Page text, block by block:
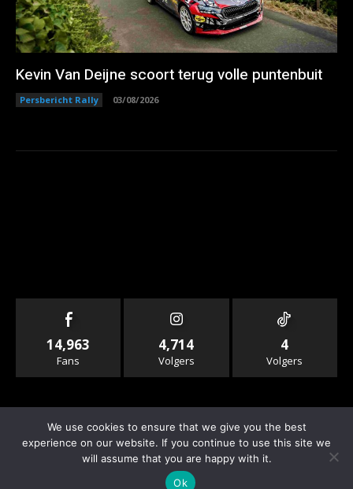
Kevin Van Deijne scoort terug volle puntenbuit
Persbericht Rally 03/08/2026
14,963
Fans
4,714
Volgers
4
Volgers
We use cookies to ensure that we give you the best
experience on our website. If you continue to use this site we
will assume that you are happy with it.
Ok